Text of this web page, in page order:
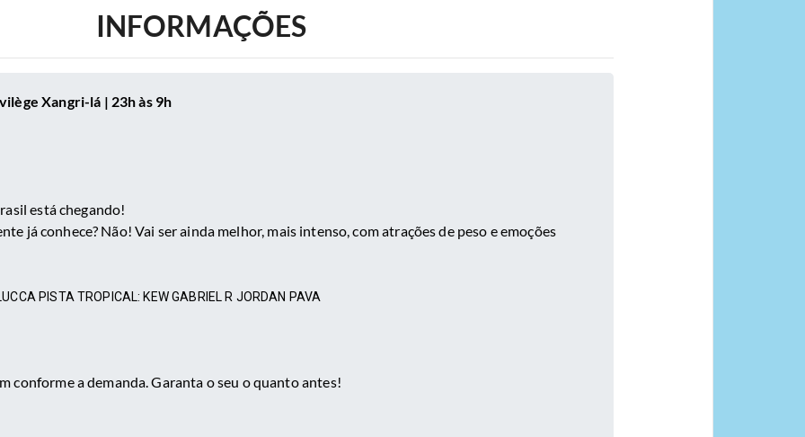
INFORMAÇÕES
Xangri-lá | 23h às 9h
está chegando!
já conhece? Não! Vai ser ainda melhor, mais intenso, com atrações de peso e emoções
PISTA TROPICAL: KEW GABRIEL R JORDAN PAVA
conforme a demanda. Garanta o seu o quanto antes!